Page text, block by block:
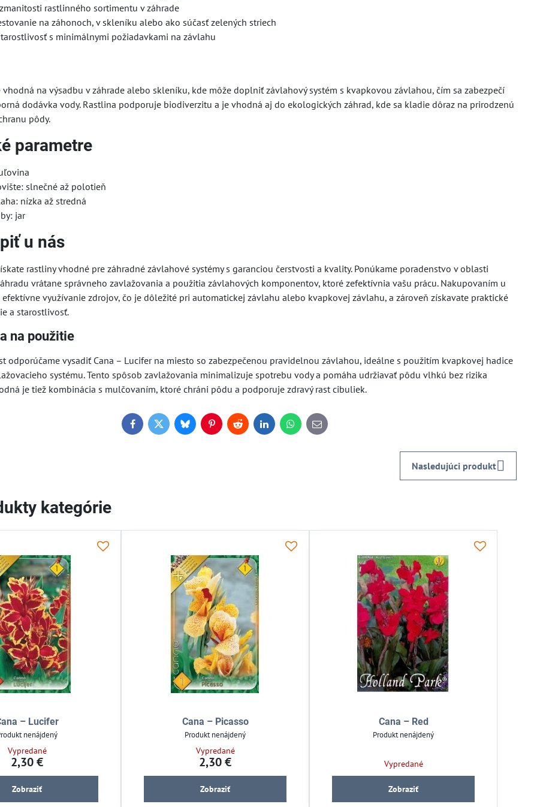
rastlinného sortimentu v záhrade
na záhonoch, v skleníku alebo ako súčasť zelených striech
s minimálnymi požiadavkami na závlahu
vhodná na výsadbu v záhrade alebo skleníku, kde môže doplniť závlahový systém s kvapkovou závlahou, čím sa zabezpečí
dodávka vody. Rastlina podporuje biodiverzitu a je vhodná aj do ekologických záhrad, kde sa kladie dôraz na prirodzenú
pôdy.
parametre
slnečné až polotieň
nízka až stredná
jar
u nás
rastliny vhodné pre záhradné závlahové systémy s garanciou čerstvosti a kvality. Ponúkame poradenstvo v oblasti
vrátane správneho zavlažovania a použitia závlahových komponentov, ktoré zefektívnia vašu prácu. Nakupovaním u
využívanie zdrojov, čo je dôležité pri automatickej závlahu alebo kvapkovej závlahu, a zároveň získavate praktické
a starostlivosť.
na použitie
odporúčame vysadiť Cana – Lucifer na miesto so zabezpečenou pravidelnou závlahou, ideálne s použitím kvapkovej hadice
systému. Tento spôsob zavlažovania minimalizuje spotrebu vody a pomáha udržiavať pôdu vlhkú bez rizika
je tiež kombinácia s mulčovaním, ktoré chráni pôdu a podporuje zdravý rast cibuliek.
FacebookTwitterBlueskyPinterestRedditLinkedInWhatsApp
E-
mail
Nasledujúci produkt
kategórie
– Lucifer
nenájdený
Vypredané
2,30 €
Zobraziť
Cana – Picasso
Produkt nenájdený
Vypredané
2,30 €
Zobraziť
Cana – Red
Produkt nenájdený
Vypredané
Zobraziť